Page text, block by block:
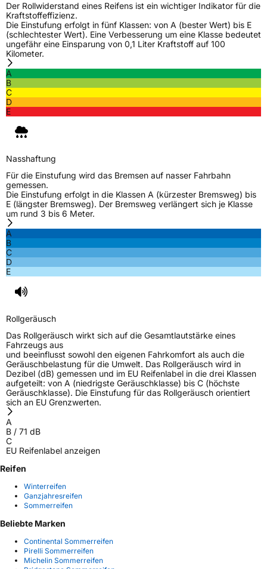
Der Rollwiderstand eines Reifens ist ein wichtiger Indikator für die
Kraftstoffeffizienz.
Die Einstufung erfolgt in fünf Klassen: von A (bester Wert) bis E
(schlechtester Wert). Eine Verbesserung um eine Klasse bedeutet
ungefähr eine Einsparung von 0,1 Liter Kraftstoff auf 100
Kilometer.
A
B
C
D
E
Nasshaftung
Für die Einstufung wird das Bremsen auf nasser Fahrbahn
gemessen.
Die Einstufung erfolgt in die Klassen A (kürzester Bremsweg) bis
E (längster Bremsweg). Der Bremsweg verlängert sich je Klasse
um rund 3 bis 6 Meter.
A
B
C
D
E
Rollgeräusch
Das Rollgeräusch wirkt sich auf die Gesamtlautstärke eines
Fahrzeugs aus
und beeinflusst sowohl den eigenen Fahrkomfort als auch die
Geräuschbelastung für die Umwelt. Das Rollgeräusch wird in
Dezibel (dB) gemessen und im EU Reifenlabel in die drei Klassen
aufgeteilt: von A (niedrigste Geräuschklasse) bis C (höchste
Geräuschklasse). Die Einstufung für das Rollgeräusch orientiert
sich an EU Grenzwerten.
A
B / 71 dB
C
EU Reifenlabel anzeigen
Reifen
Winterreifen
Ganzjahresreifen
Sommerreifen
Beliebte Marken
Continental Sommerreifen
Pirelli Sommerreifen
Michelin Sommerreifen